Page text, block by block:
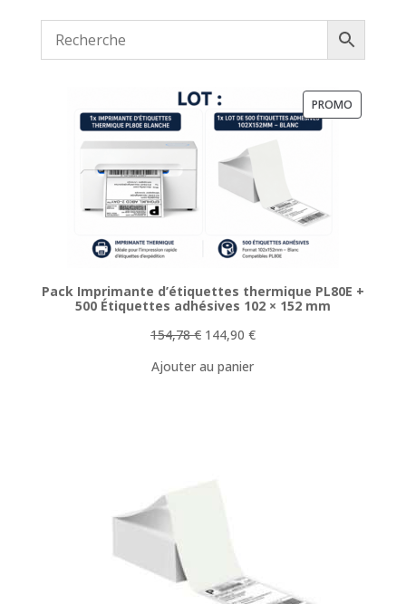
était :
9,00 €.
est :
5,00 €.
PROMO
Pack Imprimante d’étiquettes thermique PL80E +
500 Étiquettes adhésives 102 × 152 mm
154,78€ Le
initial
144,90 €Le
Ajouter au panier